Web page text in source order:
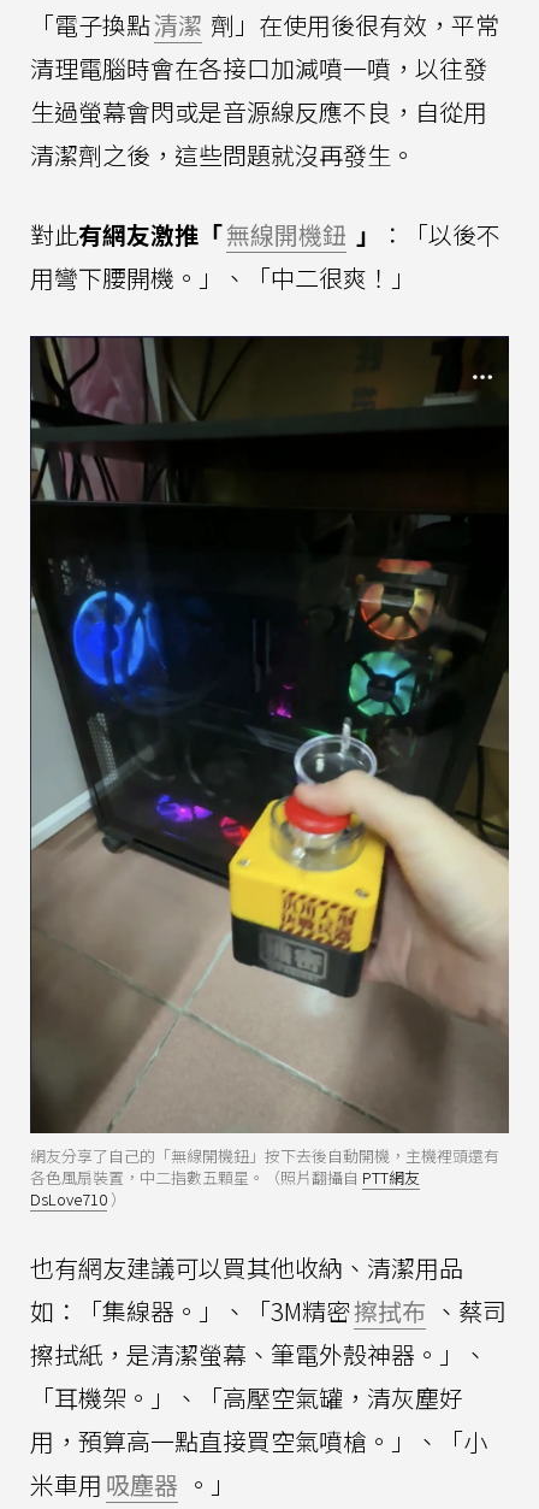
「電子換點清潔 劑」在使用後很有效，平常
清理電腦時會在各接口加減噴一噴，以往發
生過螢幕會閃或是音源線反應不良，自從用
清潔劑之後，這些問題就沒再發生。
對此有網友激推「無線開機鈕 」
：「以後不
用彎下腰開機。」、「中二很爽！」
網友分享了自己的「無線開機鈕」按下去後自動開機，主機裡頭還有
各色風扇裝置，中二指數五顆星。（照片翻攝自 PTT網友
DsLove710 ）
也有網友建議可以買其他收納、清潔用品
如：「集線器。」、「3M精密擦拭布 、蔡司
擦拭紙，是清潔螢幕、筆電外殼神器。」、
「耳機架。」、「高壓空氣罐，清灰塵好
用，預算高一點直接買空氣噴槍。」、「小
米車用 吸塵器 。」